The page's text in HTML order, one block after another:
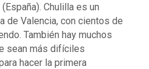
Chulilla es un
de Valencia, con cientos de
También hay muchos
sean más difíciles
hacer la primera